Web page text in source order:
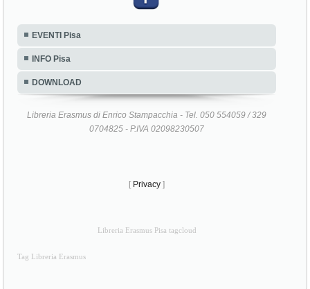
EVENTI Pisa
INFO Pisa
DOWNLOAD
Libreria Erasmus di Enrico Stampacchia - Tel. 050 554059 / 329
0704825 - P.IVA 02098230507
[ Privacy ]
Libreria Erasmus Pisa tagcloud
Tag Libreria Erasmus